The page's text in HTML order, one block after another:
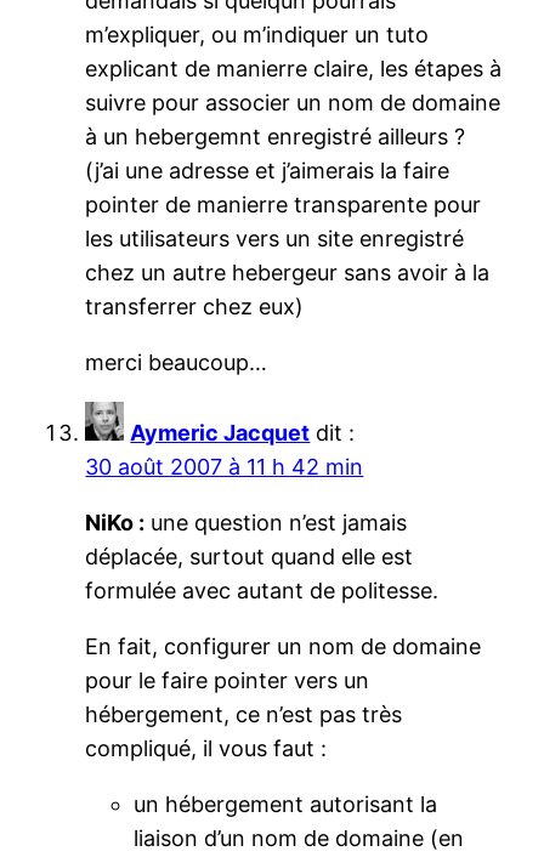
m’expliquer, ou m’indiquer un tuto
explicant de manierre claire, les étapes à
suivre pour associer un nom de domaine
à un hebergemnt enregistré ailleurs ?
(j’ai une adresse et j’aimerais la faire
pointer de manierre transparente pour
les utilisateurs vers un site enregistré
chez un autre hebergeur sans avoir à la
transferrer chez eux)
merci beaucoup…
Aymeric Jacquet dit :
30 août 2007 à 11 h 42 min
NiKo : une question n’est jamais
déplacée, surtout quand elle est
formulée avec autant de politesse.
En fait, configurer un nom de domaine
pour le faire pointer vers un
hébergement, ce n’est pas très
compliqué, il vous faut :
un hébergement autorisant la
liaison d’un nom de domaine (en